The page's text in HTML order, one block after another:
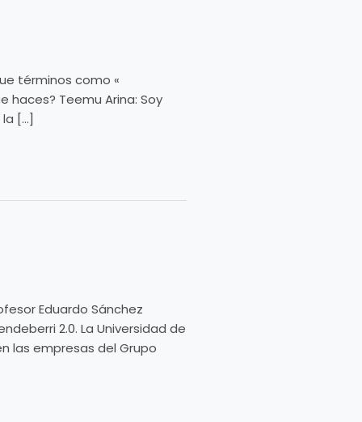
términos como «
haces? Teemu Arina: Soy
la […]
Eduardo Sánchez
2.0. La Universidad de
las empresas del Grupo